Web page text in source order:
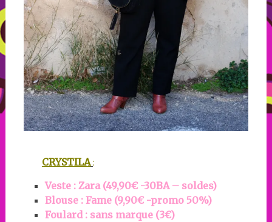
CRYSTILA :
Veste : Zara (49,90€ -30BA – soldes)
Blouse : Fame (9,90€ -promo 50%)
Foulard : sans marque (3€)